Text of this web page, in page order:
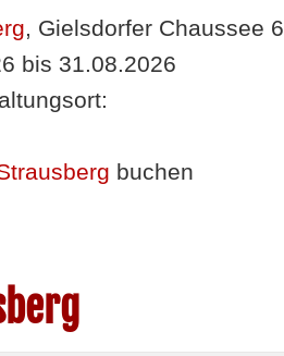
, Gielsdorfer Chaussee 6
bis 31.08.2026
buchen